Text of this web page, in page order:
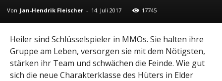
Von Jan-Hendrik Fleischer - 14. Juli 2017 17745
Heiler sind Schlüsselspieler in MMOs. Sie halten ihre
Gruppe am Leben, versorgen sie mit dem Nötigsten,
stärken ihr Team und schwächen die Feinde. Wie gut
sich die neue Charakterklasse des Hüters in Elder